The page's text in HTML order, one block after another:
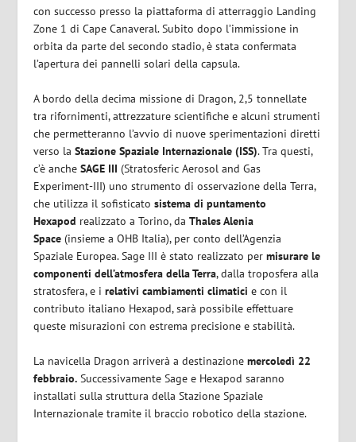
con successo presso la piattaforma di atterraggio Landing
Zone 1 di Cape Canaveral. Subito dopo l’immissione in
orbita da parte del secondo stadio, è stata confermata
l’apertura dei pannelli solari della capsula.
A bordo della decima missione di Dragon, 2,5 tonnellate
tra rifornimenti, attrezzature scientifiche e alcuni strumenti
che permetteranno l’avvio di nuove sperimentazioni diretti
verso laStazione Spaziale Internazionale (ISS). Tra questi,
c’è ancheSAGE III(Stratosferic Aerosol and Gas
Experiment-III) uno strumento di osservazione della Terra,
che utilizza il sofisticatosistema di puntamento
Hexapod realizzato a Torino, daThales Alenia
Space(insieme a OHB Italia), per conto dell’Agenzia
Spaziale Europea. Sage III è stato realizzato permisurare le
componenti dell’atmosfera della Terra, dalla troposfera alla
stratosfera, e irelativi cambiamenti climaticie con il
contributo italiano Hexapod, sarà possibile effettuare
queste misurazioni con estrema precisione e stabilità.
La navicella Dragon arriverà a destinazionemercoledì 22
febbraio. Successivamente Sage e Hexapod saranno
installati sulla struttura della Stazione Spaziale
Internazionale tramite il braccio robotico della stazione.